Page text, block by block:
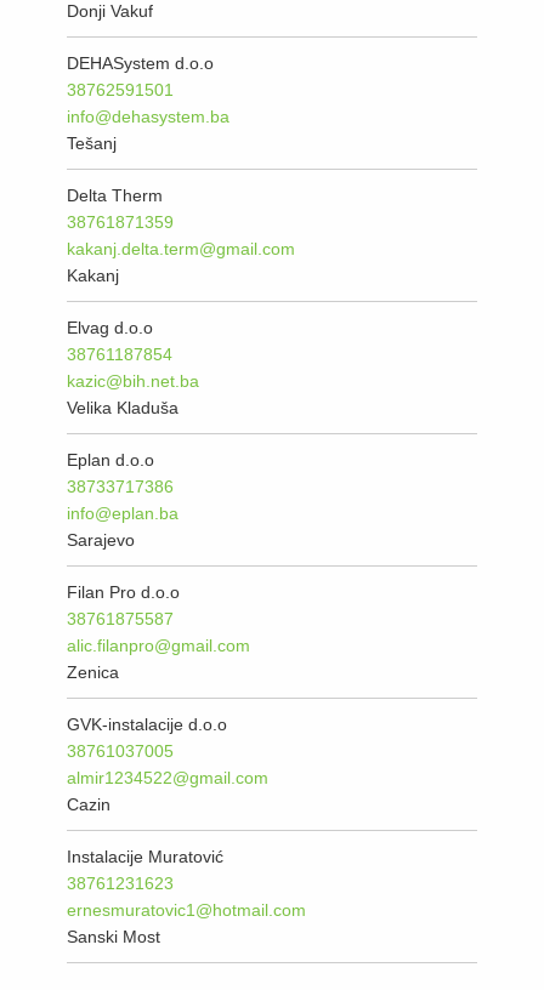
Donji Vakuf
DEHASystem d.o.o
38762591501
info@dehasystem.ba
Tešanj
Delta Therm
38761871359
kakanj.delta.term@gmail.com
Kakanj
Elvag d.o.o
38761187854
kazic@bih.net.ba
Velika Kladuša
Eplan d.o.o
38733717386
info@eplan.ba
Sarajevo
Filan Pro d.o.o
38761875587
alic.filanpro@gmail.com
Zenica
GVK-instalacije d.o.o
38761037005
almir1234522@gmail.com
Cazin
Instalacije Muratović
38761231623
ernesmuratovic1@hotmail.com
Sanski Most